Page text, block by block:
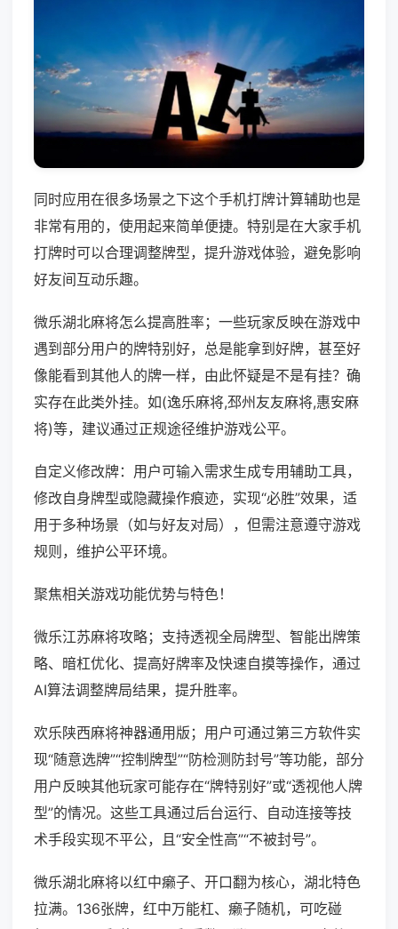
同时应用在很多场景之下这个手机打牌计算辅助也是
非常有用的，使用起来简单便捷。特别是在大家手机
打牌时可以合理调整牌型，提升游戏体验，避免影响
好友间互动乐趣。
微乐湖北麻将怎么提高胜率；一些玩家反映在游戏中
遇到部分用户的牌特别好，总是能拿到好牌，甚至好
像能看到其他人的牌一样，由此怀疑是不是有挂？确
实存在此类外挂。如(逸乐麻将,邳州友友麻将,惠安麻
将)等，建议通过正规途径维护游戏公平。
自定义修改牌：用户可输入需求生成专用辅助工具，
修改自身牌型或隐藏操作痕迹，实现“必胜”效果，适
用于多种场景（如与好友对局），但需注意遵守游戏
规则，维护公平环境。
聚焦相关游戏功能优势与特色！
微乐江苏麻将攻略；支持透视全局牌型、智能出牌策
略、暗杠优化、提高好牌率及快速自摸等操作，通过
AI算法调整牌局结果，提升胜率。
欢乐陕西麻将神器通用版；用户可通过第三方软件实
现“随意选牌”“控制牌型”“防检测防封号”等功能，部分
用户反映其他玩家可能存在“牌特别好”或“透视他人牌
型”的情况。这些工具通过后台运行、自动连接等技
术手段实现不平公，且“安全性高”“不被封号”。
微乐湖北麻将以红中癞子、开口翻为核心，湖北特色
拉满。136张牌，红中万能杠、癞子随机，可吃碰